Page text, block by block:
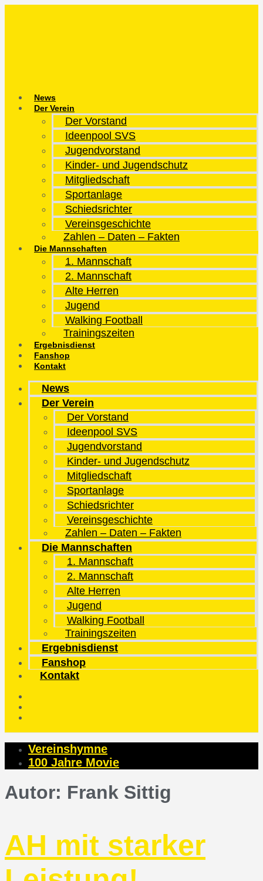
News
Der Verein
Der Vorstand
Ideenpool SVS
Jugendvorstand
Kinder- und Jugendschutz
Mitgliedschaft
Sportanlage
Schiedsrichter
Vereinsgeschichte
Zahlen – Daten – Fakten
Die Mannschaften
1. Mannschaft
2. Mannschaft
Alte Herren
Jugend
Walking Football
Trainingszeiten
Ergebnisdienst
Fanshop
Kontakt
News
Der Verein
Der Vorstand
Ideenpool SVS
Jugendvorstand
Kinder- und Jugendschutz
Mitgliedschaft
Sportanlage
Schiedsrichter
Vereinsgeschichte
Zahlen – Daten – Fakten
Die Mannschaften
1. Mannschaft
2. Mannschaft
Alte Herren
Jugend
Walking Football
Trainingszeiten
Ergebnisdienst
Fanshop
Kontakt
Vereinshymne
100 Jahre Movie
Autor: Frank Sittig
AH mit starker